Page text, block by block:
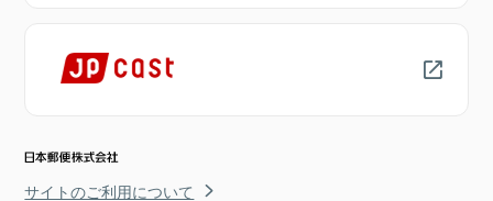
サイトのご利用について